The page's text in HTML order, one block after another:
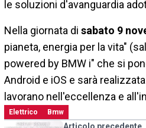
le soluzioni d'avanguardia
Nella giornata di sabato 9
pianeta, energia per la vita"
powered by BMW i" che si
Android e iOS e sarà
lavorano nell'eccellenza e
Elettrico Bmw